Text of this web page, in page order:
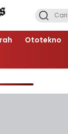
Ototekno